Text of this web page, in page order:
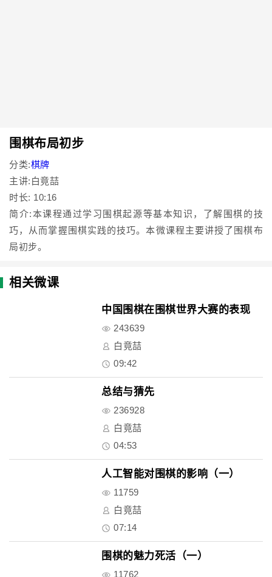
围棋布局初步
分类:棋牌
主讲:白竟喆
时长: 10:16
简介:本课程通过学习围棋起源等基本知识，了解围棋的技
巧，从而掌握围棋实践的技巧。本微课程主要讲授了围棋布
局初步。
相关微课
中国围棋在围棋世界大赛的表现
243639
白竟喆
09:42
总结与猜先
236928
白竟喆
04:53
人工智能对围棋的影响（一）
11759
白竟喆
07:14
围棋的魅力死活（一）
11762